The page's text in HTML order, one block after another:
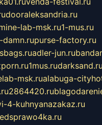
dooraleksandria.ru
lab-msk.ru1-mus.ru
damn.rupurse-factory.ru
adler-jun.ru
1mus.rudarksand.ru
msk.rualabuga-
2864420.ru
4-kuhnyanazakaz.ru